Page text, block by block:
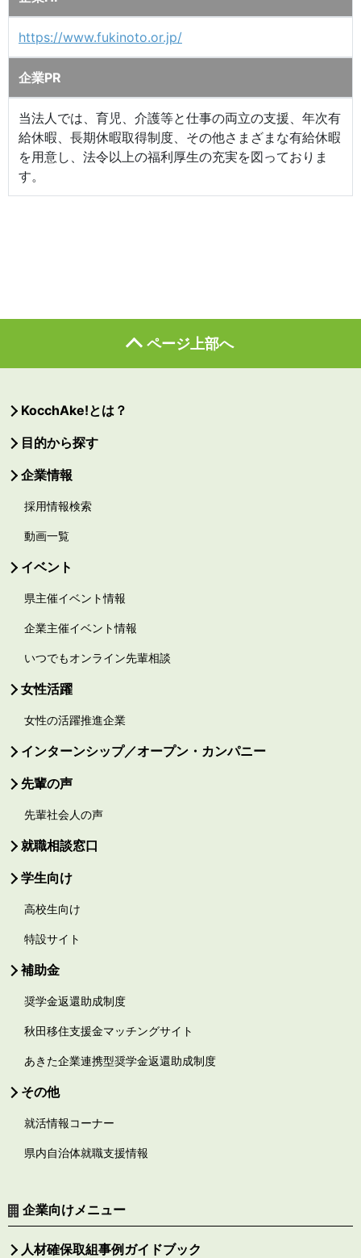
https://www.fukinoto.or.jp/
企業PR
当法人では、育児、介護等と仕事の両立の支援、年次有
給休暇、長期休暇取得制度、その他さまざまな有給休暇
を用意し、法令以上の福利厚生の充実を図っておりま
す。
ページ上部へ
KocchAke!とは？
目的から探す
企業情報
採用情報検索
動画一覧
イベント
県主催イベント情報
企業主催イベント情報
いつでもオンライン先輩相談
女性活躍
女性の活躍推進企業
インターンシップ／オープン・カンパニー
先輩の声
先輩社会人の声
就職相談窓口
学生向け
高校生向け
特設サイト
補助金
奨学金返還助成制度
秋田移住支援金マッチングサイト
あきた企業連携型奨学金返還助成制度
その他
就活情報コーナー
県内自治体就職支援情報
企業向けメニュー
人材確保取組事例ガイドブック